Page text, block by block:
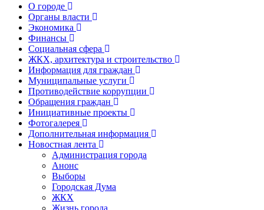
О городе
Органы власти
Экономика
Финансы
Социальная сфера
ЖКХ, архитектура и строительство
Информация для граждан
Муниципальные услуги
Противодействие коррупции
Обращения граждан
Инициативные проекты
Фотогалерея
Дополнительная информация
Новостная лента
Администрация города
Анонс
Выборы
Городская Дума
ЖКХ
Жизнь города